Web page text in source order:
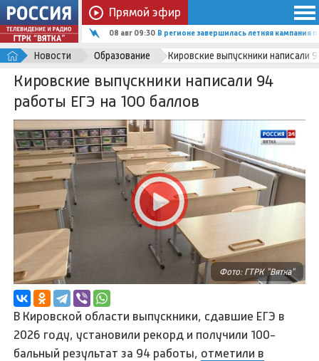
Прямой эфир
08 авг 09:30 В регионе завершилась летняя кампания
Новости Образование Кировские выпускники написали
Кировские выпускники написали 94
работы ЕГЭ на 100 баллов
Фото: ГТРК "Вятка"
В Кировской области выпускники, сдавшие ЕГЭ в
2026 году, установили рекорд и получили 100-
бальный результат за 94 работы, отметили в